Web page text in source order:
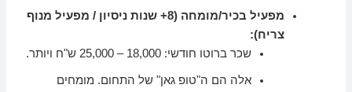
מפעיל בכיר/מומחה (8+ שנות ניסיון / מפעיל מנוף
צריח):
שכר ברוטו חודשי: 18,000 – 25,000 ש"ח ויותר.
אלה הם ה"טופ גאן" של התחום. מומחים